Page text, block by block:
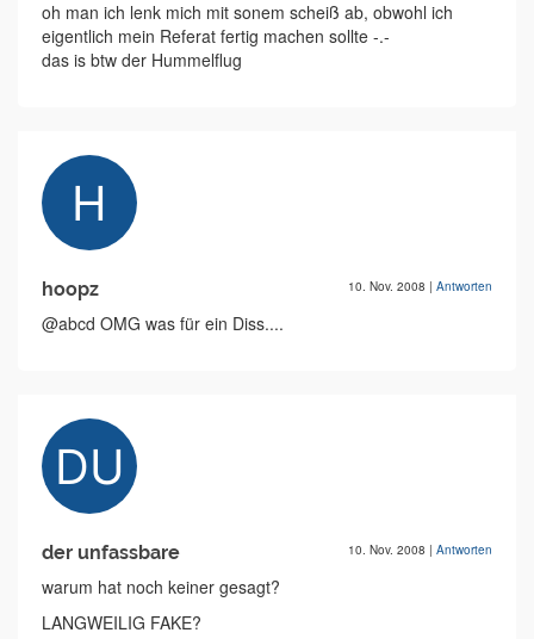
oh man ich lenk mich mit sonem scheiß ab, obwohl ich
eigentlich mein Referat fertig machen sollte -.-
das is btw der Hummelflug
hoopz 10. Nov. 2008 | Antworten
@abcd OMG was für ein Diss....
der unfassbare 10. Nov. 2008 | Antworten
warum hat noch keiner gesagt?
LANGWEILIG FAKE?